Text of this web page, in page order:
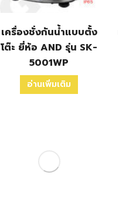
เครื่องชั่งกันน้ำแบบตั้ง
โต๊ะ ยี่ห้อ AND รุ่น SK-
5001WP
อ่านเพิ่มเติม